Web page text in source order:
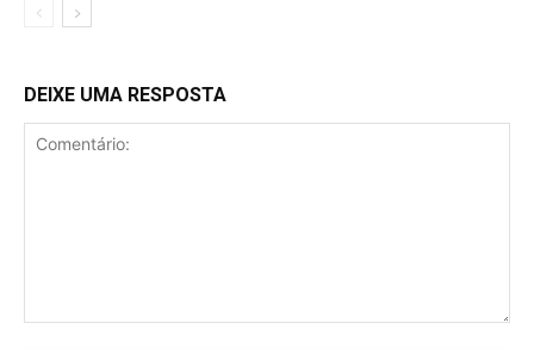
DEIXE UMA RESPOSTA